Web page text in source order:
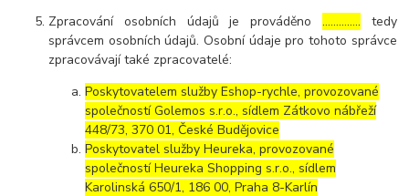
Zpracování osobních údajů je prováděno………….. tedy
správcem osobních údajů. Osobní údaje pro tohoto správce
zpracovávají také zpracovatelé:
Poskytovatelem služby Eshop-rychle, provozované
společností Golemos s.r.o., sídlem Zátkovo nábřeží
448/73, 370 01, České Budějovice
Poskytovatel služby Heureka, provozované
společností Heureka Shopping s.r.o., sídlem
Karolinská 650/1, 186 00, Praha 8-Karlín